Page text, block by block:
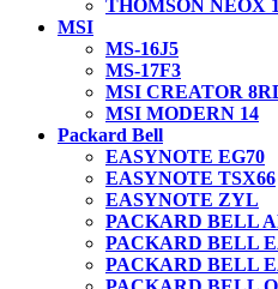
THOMSON NEOX
MSI
MS-16J5
MS-17F3
MSI CREATOR
MSI MODERN 14
Packard Bell
EASYNOTE EG70
EASYNOTE TSX66
EASYNOTE ZYL
PACKARD BELL
PACKARD BELL
PACKARD BELL